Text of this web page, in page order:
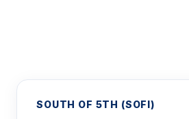
SOUTH OF 5TH (SOFI)